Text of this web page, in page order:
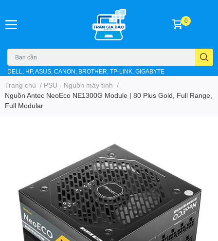
DELL, HP, ASUS, CANON, BROTHER, TP-LINK, GIGABYTE
0
Trang chủ / PSU - Nguồn máy tính /
Nguồn Antec NeoEco NE1300G Module | 80 Plus Gold, Full Range,
Full Modular